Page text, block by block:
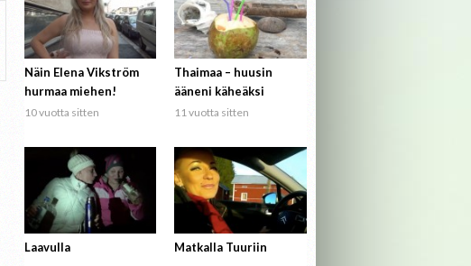
Näin Elena Vikström
hurmaa miehen!
10 vuotta sitten
Thaimaa – huusin
ääneni käheäksi
11 vuotta sitten
Laavulla Matkalla Tuuriin